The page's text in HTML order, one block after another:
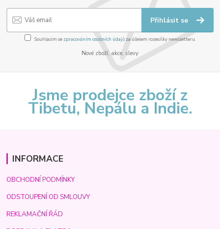
Přihlásit se
Souhlasím se zpracováním osobních údajůza účelem rozesílky newsletteru.
Nové zboží, akce, slevy
Jsme prodejce zboží z
Tibetu, Nepálu a Indie.
INFORMACE
OBCHODNÍ PODMÍNKY
ODSTOUPENÍ OD SMLOUVY
REKLAMAČNÍ ŘÁD